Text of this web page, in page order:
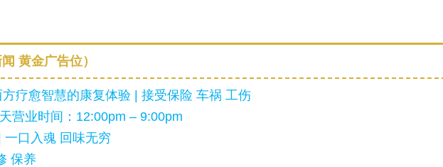
黄金广告位）
疗愈智慧的康复体验 | 接受保险 车祸 工伤
营业时间：12:00pm – 9:00pm
口入魂 回味无穷
保养